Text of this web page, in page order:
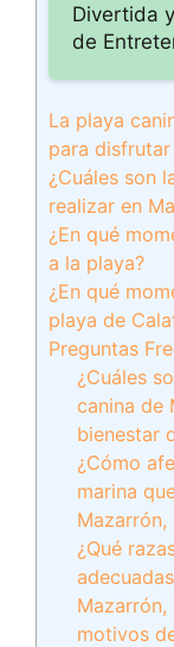
Divertida
de
La playa
para
¿Cuáles son
realizar en
¿En qué
a la playa?
¿En qué
playa de
Preguntas
¿Cuáles
canina de
bienestar
¿Cómo
marina
¿Qué
motivos